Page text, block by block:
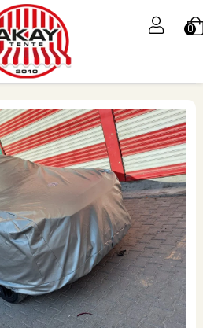
0
Üye Ol